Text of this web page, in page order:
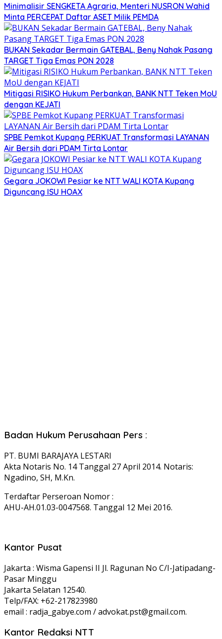
Minimalisir SENGKETA Agraria, Menteri NUSRON Wahid
Minta PERCEPAT Daftar ASET Milik PEMDA
BUKAN Sekadar Bermain GATEBAL, Beny Nahak Pasang
TARGET Tiga Emas PON 2028
Mitigasi RISIKO Hukum Perbankan, BANK NTT Teken MoU
dengan KEJATI
SPBE Pemkot Kupang PERKUAT Transformasi LAYANAN
Air Bersih dari PDAM Tirta Lontar
Gegara JOKOWI Pesiar ke NTT WALI KOTA Kupang
Diguncang ISU HOAX
Badan Hukum Perusahaan Pers :
PT. BUMI BARAJAYA LESTARI
Akta Notaris No. 14 Tanggal 27 April 2014. Notaris:
Ngadino, SH, M.Kn.
Terdaftar Perseroan Nomor :
AHU-AH.01.03-0047568. Tanggal 12 Mei 2016.
Kantor Pusat
Jakarta : Wisma Gapensi II Jl. Ragunan No C/I-Jatipadang-
Pasar Minggu
Jakarta Selatan 12540.
Telp/FAX: +62-217823980
email : radja_gabye.com / advokat.pst@gmail.com.
Kantor Redaksi NTT